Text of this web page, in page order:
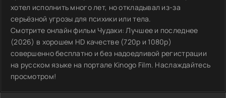
хотел исполнить много лет, но откладывал из-за
серьёзной угрозы для психики или тела.
Смотрите онлайн фильм Чудаки: Лучшее и последнее
(2026) в хорошем HD качестве (720p и 1080p)
совершенно бесплатно и без надоедливой регистрации
на русском языке на портале Kinogo Film. Наслаждайтесь
просмотром!